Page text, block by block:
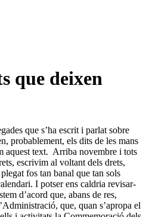
que deixen
que s’ha escrit i parlat sobre
probablement, els dits de les mans
aquest text. Arriba novembre i tots
escrivim al voltant dels drets,
fos tan banal que tan sols
I potser ens caldria revisar-
d’acord que, abans de res,
que, quan s’apropa el